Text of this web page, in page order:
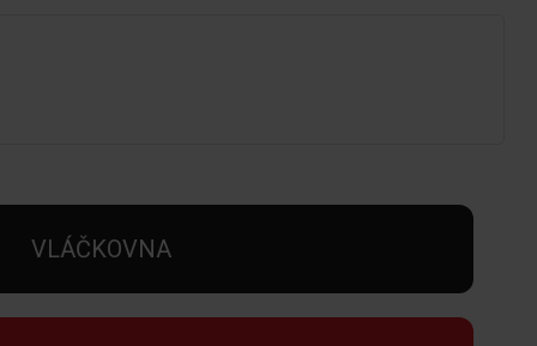
VLÁČKOVNA